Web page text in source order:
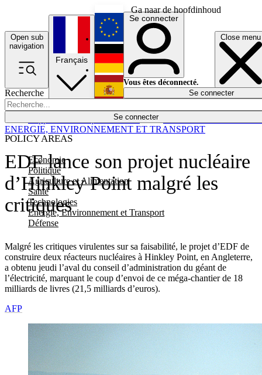
Ga naar de hoofdinhoud
Open sub
navigation
Close menu
Recherche
Se connecter
POLICY AREAS
Economie
Politique
Agriculture et Alimentation
Santé
Technologies
Energie, Environnement et Transport
Défense
Économie
Français
English
Deutsch
Español
Se connecter
Vous êtes déconnecté.
Se connecter
EDF lance son projet nucléaire
d’Hinkley Point malgré les
critiques
Malgré les critiques virulentes sur sa faisabilité, le projet d’EDF de
construire deux réacteurs nucléaires à Hinkley Point, en Angleterre,
a obtenu jeudi l’aval du conseil d’administration du géant de
l’électricité, marquant le coup d’envoi de ce méga-chantier de 18
milliards de livres (21,5 milliards d’euros).
ENERGIE, ENVIRONNEMENT ET TRANSPORT
AFP